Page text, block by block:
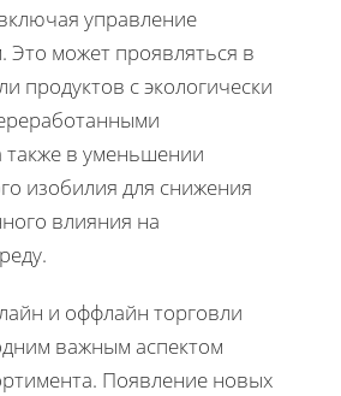
управление
Это может проявляться в
продуктов с экологически
также в уменьшении
изобилия для снижения
влияния на
и оффлайн торговли
важным аспектом
Появление новых